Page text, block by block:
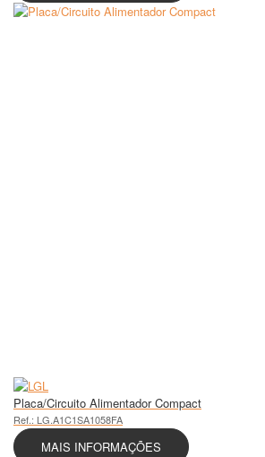
Placa/Circuito Alimentador Compact
Ref.: LG.A1C1SA1058FA
MAIS INFORMAÇÕES